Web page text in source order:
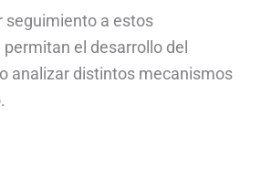
seguimiento a estos
el desarrollo del
analizar distintos mecanismos